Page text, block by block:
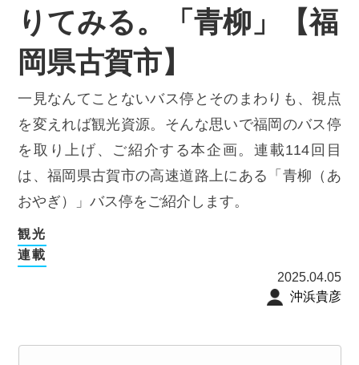
りてみる。「青柳」【福
岡県古賀市】
一見なんてことないバス停とそのまわりも、視点
を変えれば観光資源。そんな思いで福岡のバス停
を取り上げ、ご紹介する本企画。連載114回目
は、福岡県古賀市の高速道路上にある「青柳（あ
おやぎ）」バス停をご紹介します。
観光
連載
2025.04.05
沖浜貴彦